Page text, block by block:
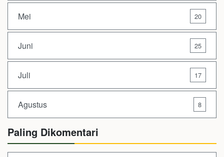
Mei 20
Juni 25
Juli 17
Agustus 8
Paling Dikomentari